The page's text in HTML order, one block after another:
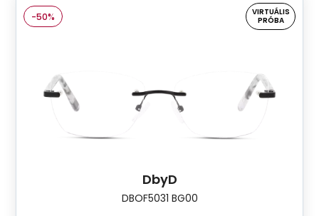
-50%
VIRTUÁLIS
PRÓBA
DbyD
DBOF5031 BG00